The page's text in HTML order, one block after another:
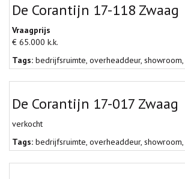
De Corantijn 17-118 Zwaag
Vraagprijs
€ 65.000 k.k.
Tags: bedrijfsruimte, overheaddeur, showroom,
De Corantijn 17-017 Zwaag
verkocht
Tags: bedrijfsruimte, overheaddeur, showroom,